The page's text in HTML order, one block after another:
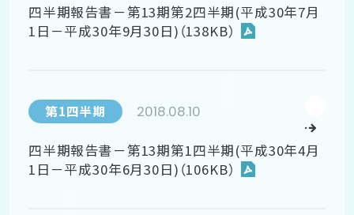
四半期報告書－第13期第2四半期(平成30年7月
1日－平成30年9月30日)（138KB）
第1四半期 2018.08.10
四半期報告書－第13期第1四半期(平成30年4月
1日－平成30年6月30日)（106KB）